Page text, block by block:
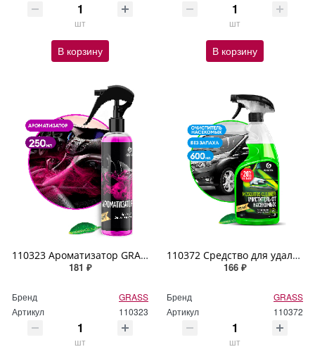
шт
В корзину
шт
В корзину
110323 Ароматизатор GRASS "AIR" bubble (флакон 250мл)
181 ₽
Бренд
GRASS
Артикул
110323
шт
110372 Средство для удаления следов насекомых GRASS "Mosquitos Cleaner" 600мл
166 ₽
Бренд
GRASS
Артикул
110372
шт